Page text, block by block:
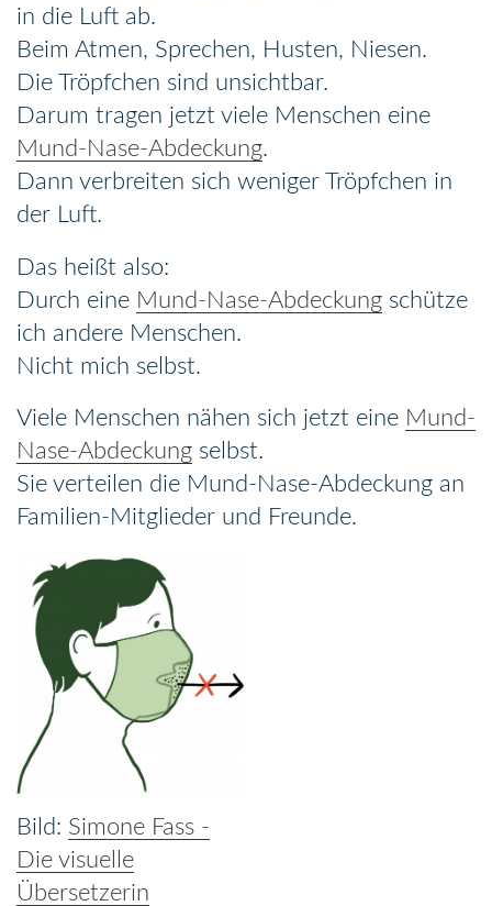
in die Luft ab.
Beim Atmen, Sprechen, Husten, Niesen.
Die Tröpfchen sind unsichtbar.
Darum tragen jetzt viele Menschen eine
Mund-Nase-Abdeckung.
Dann verbreiten sich weniger Tröpfchen in
der Luft.
Das heißt also:
Durch eine Mund-Nase-Abdeckung schütze
ich andere Menschen.
Nicht mich selbst.
Viele Menschen nähen sich jetzt eine Mund-
Nase-Abdeckung selbst.
Sie verteilen die Mund-Nase-Abdeckung an
Familien-Mitglieder und Freunde.
Simone Fass -
Die visuelle
Übersetzerin